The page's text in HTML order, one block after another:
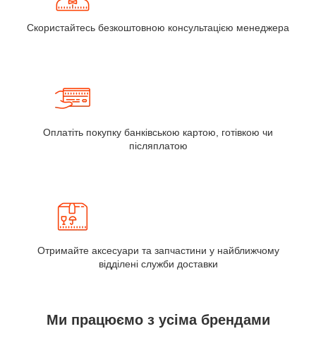
Скористайтесь безкоштовною консультацією менеджера
Оплатіть покупку банківською картою, готівкою чи
післяплатою
Отримайте аксесуари та запчастини у найближчому
відділені служби доставки
Ми працюємо з усіма брендами